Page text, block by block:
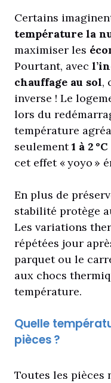
Certains
température la
maximiser les
Pourtant, avec
chauffage au sol,
inverse ! Le
lors du
température
seulement1 à 2
cet effet « yoyo »
En plus de
stabilité protège
Les variations
répétées jour
parquet ou le
aux chocs
température.
Quelle
pièces ?
Toutes les pièces